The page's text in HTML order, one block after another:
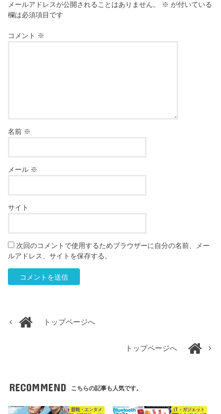
メールアドレスが公開されることはありません。 ※ が付いている
欄は必須項目です
コメント ※
名前 ※
メール ※
サイト
次回のコメントで使用するためブラウザーに自分の名前、メー
ルアドレス、サイトを保存する。
トップページへ
トップページへ
RECOMMEND こちらの記事も人気です。
芸能・エンタメ IT・ガジェット